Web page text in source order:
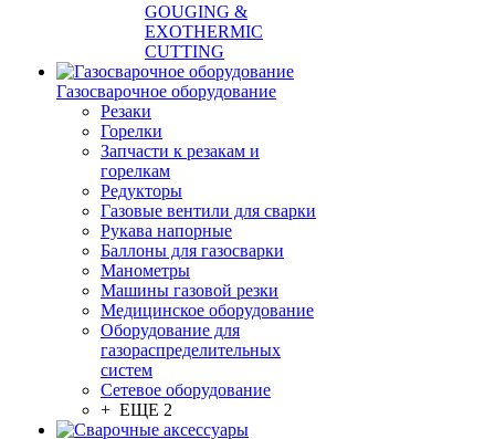
GOUGING &
EXOTHERMIC
CUTTING
Газосварочное оборудование
Резаки
Горелки
Запчасти к резакам и
горелкам
Редукторы
Газовые вентили для сварки
Рукава напорные
Баллоны для газосварки
Манометры
Машины газовой резки
Медицинское оборудование
Оборудование для
газораспределительных
систем
Сетевое оборудование
+ ЕЩЕ 2